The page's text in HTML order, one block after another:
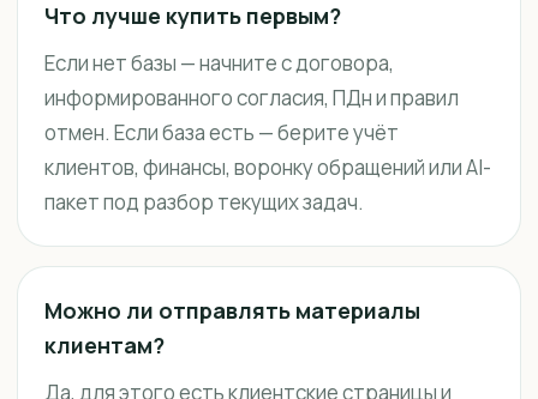
Что лучше купить первым?
Если нет базы — начните с договора,
информированного согласия, ПДн и правил
отмен. Если база есть — берите учёт
клиентов, финансы, воронку обращений или AI-
пакет под разбор текущих задач.
Можно ли отправлять материалы
клиентам?
Да, для этого есть клиентские страницы и